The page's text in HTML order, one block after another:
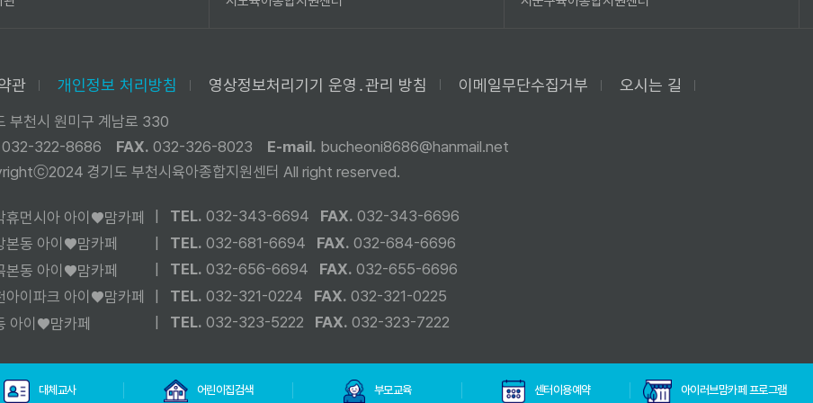
관 개인정보 처리방침 영상정보처리기기 운영․관리 방침 이메일무단수집거부 오시는 길
부천시 원미구 계남로 330
032-322-8686 FAX. 032-326-8023 E-mail. bucheoni8686@hanmail.net
경기도 부천시육아종합지원센터 All right reserved.
휴먼시아 아이♥맘카페 TEL. 032-343-6694 FAX. 032-343-6696
본동 아이♥맘카페
| TEL. 032-681-6694 FAX. 032-684-6696
본동 아이♥맘카페
TEL. 032-656-6694 FAX. 032-655-6696
아이파크 아이♥맘카페
| TEL. 032-321-0224 FAX. 032-321-0225
아이♥맘카페
TEL. 032-323-5222 FAX. 032-323-7222
대체교사 어린이집검색 부모교육 센터이용예약 아이러브맘카페 프로그램